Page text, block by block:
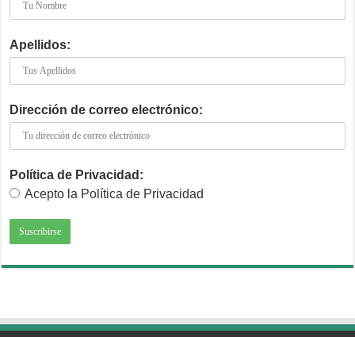
Apellidos:
Dirección de correo electrónico:
Política de Privacidad:
Acepto la Política de Privacidad